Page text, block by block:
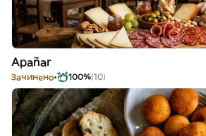
Apañar
Зачинено 100%(10)